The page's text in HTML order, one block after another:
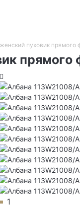
пуховик прямого
прямого
1